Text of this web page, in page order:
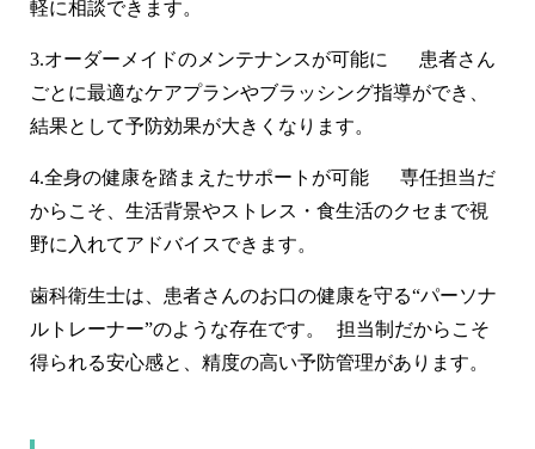
軽に相談できます。
3.オーダーメイドのメンテナンスが可能に
患者さん
ごとに最適なケアプランやブラッシング指導ができ、
結果として予防効果が大きくなります。
4.全身の健康を踏まえたサポートが可能 専任担当だ
からこそ、生活背景やストレス・食生活のクセまで視
野に入れてアドバイスできます。
歯科衛生士は、患者さんのお口の健康を守る“パーソナ
ルトレーナー”のような存在です。 担当制だからこそ
得られる安心感と、精度の高い予防管理があります。